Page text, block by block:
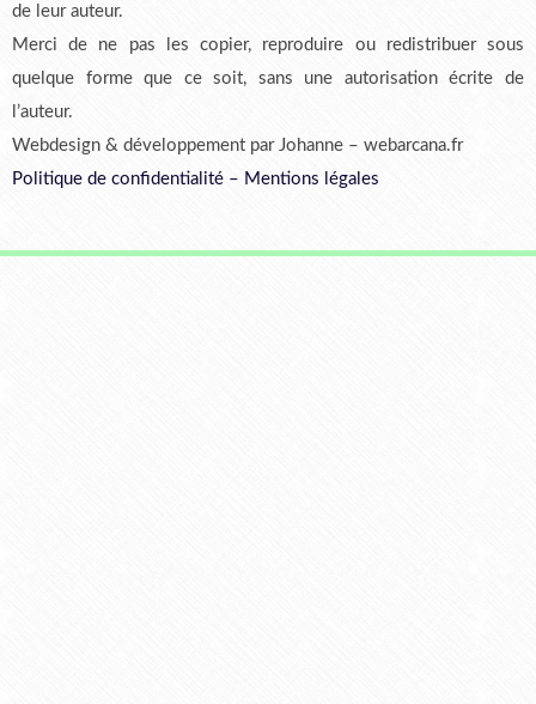
de leur auteur.
Merci de ne pas les copier, reproduire ou redistribuer sous
quelque forme que ce soit, sans une autorisation écrite de
l’auteur.
Webdesign & développement par Johanne – webarcana.fr
Politique de confidentialité – Mentions légales